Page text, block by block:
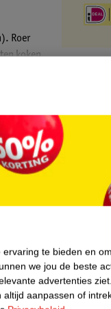
Roer
koken.
te bieden en
we jou de beste
advertenties ziet.
aanpassen of